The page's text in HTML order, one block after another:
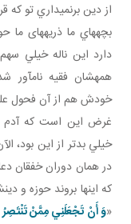
از دين برنمي داري تو که
بچه هاي ما ذريه­های
دارد اين ناله خيلي
همه شان فقيه نام
خودش هم از آن فحول
غرض اين است که آدم
خيلي بدتر از اين بود،
در همان دوران خفقان
که اينها بروند حوزه و
«وَ أَنْ تَجْعَلَنِي مِمَّنْ